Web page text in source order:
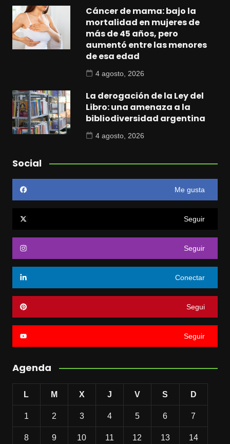
Cáncer de mama: bajo la
mortalidad en mujeres de
más de 45 años, pero
aumentó entre las menores
de esa edad
4 agosto, 2026
La derogación de la Ley del
Libro: una amenaza a la
bibliodiversidad argentina
4 agosto, 2026
Social
Me gusta
Seguir
Seguir
Conectar
Segui
Seguir
Agenda
L M X J V S D
1 2 3 4 5 6 7
8 9 10 11 12 13 14